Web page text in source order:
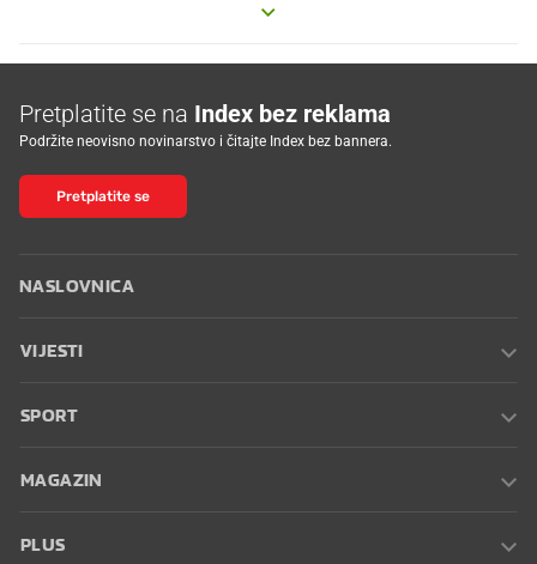
Pretplatite se na Index bez reklama
Podržite neovisno novinarstvo i čitajte Index bez bannera.
Pretplatite se
NASLOVNICA
VIJESTI
SPORT
MAGAZIN
PLUS